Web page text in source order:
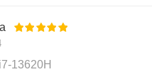
13620H